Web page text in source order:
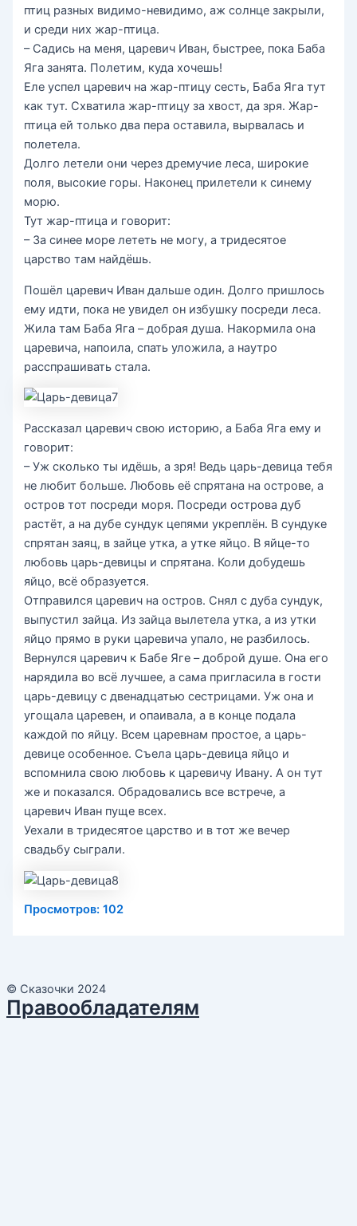
птиц разных видимо-невидимо, аж солнце закрыли,
и среди них жар-птица.
– Садись на меня, царевич Иван, быстрее, пока Баба
Яга занята. Полетим, куда хочешь!
Еле успел царевич на жар-птицу сесть, Баба Яга тут
как тут. Схватила жар-птицу за хвост, да зря. Жар-
птица ей только два пера оставила, вырвалась и
полетела.
Долго летели они через дремучие леса, широкие
поля, высокие горы. Наконец прилетели к синему
морю.
Тут жар-птица и говорит:
– За синее море лететь не могу, а тридесятое
царство там найдёшь.
Пошёл царевич Иван дальше один. Долго пришлось
ему идти, пока не увидел он избушку посреди леса.
Жила там Баба Яга – добрая душа. Накормила она
царевича, напоила, спать уложила, а наутро
расспрашивать стала.
Рассказал царевич свою историю, а Баба Яга ему и
говорит:
– Уж сколько ты идёшь, а зря! Ведь царь-девица тебя
не любит больше. Любовь её спрятана на острове, а
остров тот посреди моря. Посреди острова дуб
растёт, а на дубе сундук цепями укреплён. В сундуке
спрятан заяц, в зайце утка, а утке яйцо. В яйце-то
любовь царь-девицы и спрятана. Коли добудешь
яйцо, всё образуется.
Отправился царевич на остров. Снял с дуба сундук,
выпустил зайца. Из зайца вылетела утка, а из утки
яйцо прямо в руки царевича упало, не разбилось.
Вернулся царевич к Бабе Яге – доброй душе. Она его
нарядила во всё лучшее, а сама пригласила в гости
царь-девицу с двенадцатью сестрицами. Уж она и
угощала царевен, и опаивала, а в конце подала
каждой по яйцу. Всем царевнам простое, а царь-
девице особенное. Съела царь-девица яйцо и
вспомнила свою любовь к царевичу Ивану. А он тут
же и показался. Обрадовались все встрече, а
царевич Иван пуще всех.
Уехали в тридесятое царство и в тот же вечер
свадьбу сыграли.
Просмотров: 102
© Сказочки 2024
Правообладателям